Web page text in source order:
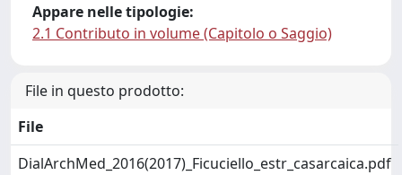
Appare nelle tipologie:
2.1 Contributo in volume (Capitolo o Saggio)
File in questo prodotto:
File
DialArchMed_2016(2017)_Ficuciello_estr_casarcaica.pdf